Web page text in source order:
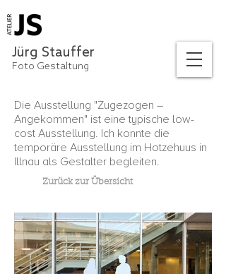
Jürg Stauffer
Foto Gestaltung
Die Ausstellung "Zugezogen –
Angekommen" ist eine typische low-
cost Ausstellung. Ich konnte die
temporäre Ausstellung im Hotzehuus in
Illnau als Gestalter begleiten.
Zurück zur Übersicht